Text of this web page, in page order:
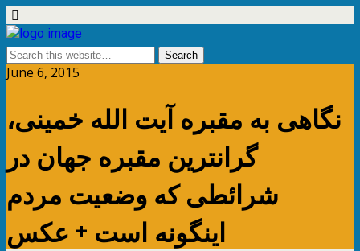
June 6, 2015
نگاهی به مقبره آیت الله خمینی،
گرانترین مقبره جهان در
شرائطی که وضعیت مردم
اینگونه است + عکس